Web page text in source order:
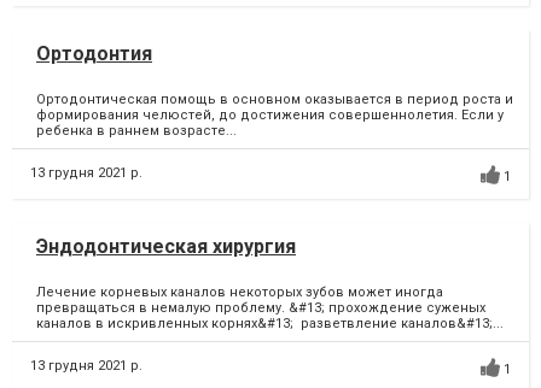
Ортодонтия
Ортодонтическая помощь в основном оказывается в период роста и
формирования челюстей, до достижения совершеннолетия. Если у
ребенка в раннем возрасте...
13 грудня 2021 р. 1
Эндодонтическая хирургия
Лечение корневых каналов некоторых зубов может иногда
превращаться в немалую проблему. &#13; прохождение суженых
каналов в искривленных корнях&#13; разветвление каналов&#13;...
13 грудня 2021 р. 1